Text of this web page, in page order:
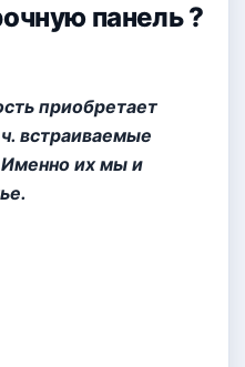
панель ?
приобретает
встраиваемые
Именно их мы и